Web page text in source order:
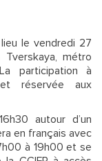
lieu le vendredi 27
métro
participation à
réservée aux
autour d’un
en français avec
à 19h00 et se